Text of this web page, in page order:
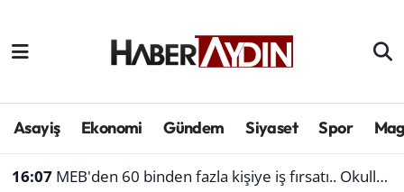
Asayiş Ekonomi Gündem Siyaset Spor
16:07 MEB'den 60 binden fazla kişiye iş fırsatı.. Okullara personel alınacak
Afyonkarahisar
Çevre
Aydın Hava Durumu
Süper Lig Puan Durumu ve Fikstür